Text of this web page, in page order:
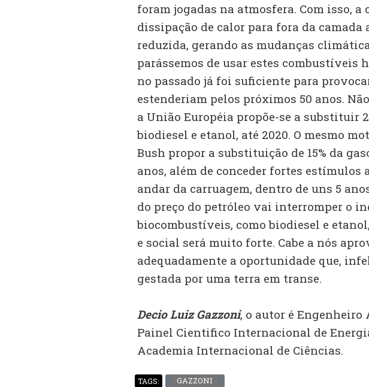
foram jogadas na atmosfera. Com isso, a
dissipação de calor para fora da
reduzida, gerando as mudanças
parássemos de usar estes combustíveis
no passado já foi suficiente para
estenderiam pelos próximos 50 anos.
a União Européia propõe-se a substituir
biodiesel e etanol, até 2020. O mesmo
Bush propor a substituição de 15% da
anos, além de conceder fortes estímulos
andar da carruagem, dentro de uns 5
do preço do petróleo vai interromper o
biocombustíveis, como biodiesel e
e social será muito forte. Cabe a nós
adequadamente a oportunidade que,
gestada por uma terra em transe.
Decio Luiz Gazzoni, o autor é Engenheiro
Painel Cientifico Internacional de
Academia Internacional de Ciências.
TAGS: GAZZONI